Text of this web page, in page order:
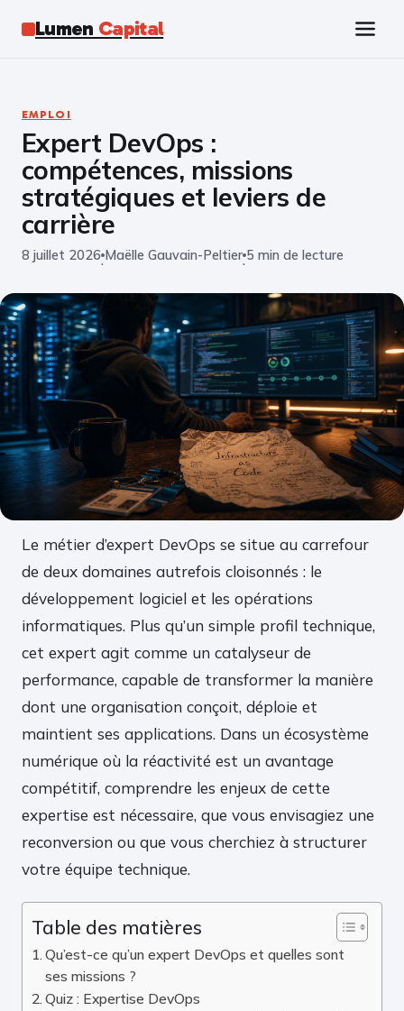
Lumen Capital
Business
Finance
Marketing
Emploi
EMPLOI
Expert DevOps :
compétences, missions
stratégiques et leviers de
carrière
8 juillet 2026
·
Maëlle Gauvain-Peltier
·
5 min de lecture
Le métier d’expert DevOps se situe au carrefour
de deux domaines autrefois cloisonnés : le
développement logiciel et les opérations
informatiques. Plus qu’un simple profil technique,
cet expert agit comme un catalyseur de
performance, capable de transformer la manière
dont une organisation conçoit, déploie et
maintient ses applications. Dans un écosystème
numérique où la réactivité est un avantage
compétitif, comprendre les enjeux de cette
expertise est nécessaire, que vous envisagiez une
reconversion ou que vous cherchiez à structurer
votre équipe technique.
Table des matières
Qu’est-ce qu’un expert DevOps et quelles sont
ses missions ?
Quiz : Expertise DevOps